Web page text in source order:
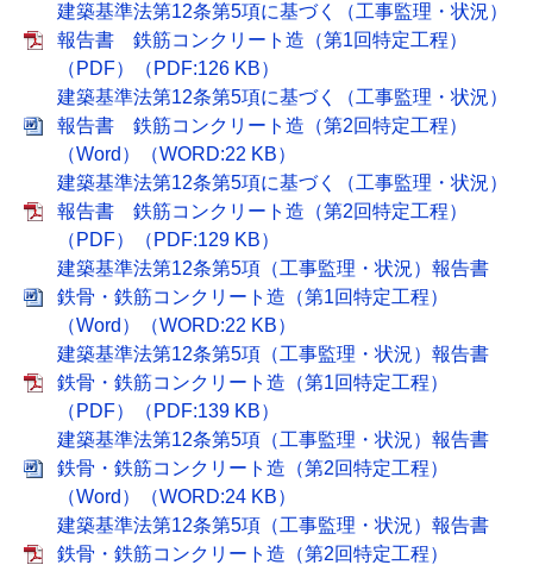
建築基準法第12条第5項に基づく（工事監理・状況）
報告書 鉄筋コンクリート造（第1回特定工程）
（PDF）（PDF:126 KB）
建築基準法第12条第5項に基づく（工事監理・状況）
報告書 鉄筋コンクリート造（第2回特定工程）
（Word）（WORD:22 KB）
建築基準法第12条第5項に基づく（工事監理・状況）
報告書 鉄筋コンクリート造（第2回特定工程）
（PDF）（PDF:129 KB）
建築基準法第12条第5項（工事監理・状況）報告書
鉄骨・鉄筋コンクリート造（第1回特定工程）
（Word）（WORD:22 KB）
建築基準法第12条第5項（工事監理・状況）報告書
鉄骨・鉄筋コンクリート造（第1回特定工程）
（PDF）（PDF:139 KB）
建築基準法第12条第5項（工事監理・状況）報告書
鉄骨・鉄筋コンクリート造（第2回特定工程）
（Word）（WORD:24 KB）
建築基準法第12条第5項（工事監理・状況）報告書
鉄骨・鉄筋コンクリート造（第2回特定工程）